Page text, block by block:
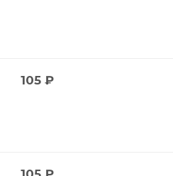
105₽